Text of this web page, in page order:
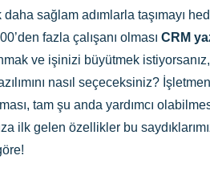
sağlam adımlarla taşımayı
fazla çalışanı olması CRM
ve işinizi büyütmek istiyorsanız,
nasıl seçeceksiniz?
tam şu anda yardımcı
gelen özellikler bu